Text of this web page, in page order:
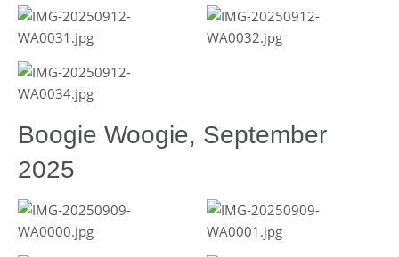
Boogie Woogie, September
2025